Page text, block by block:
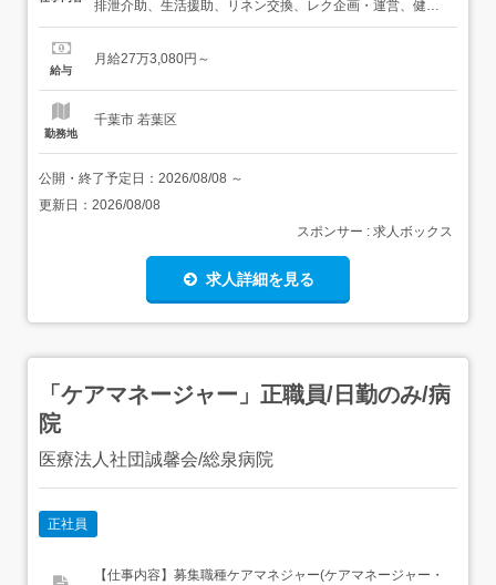
排泄介助、生活援助、リネン交換、レク企画・運営、健康
管理 給与・手当<給与>月給273,080円〜<基本給>143,500
手当:4,750円処遇改善手当:20,500円処遇改善手当3:23...
給与
月給27万3,080円～
勤務地
千葉市 若葉区
公開・終了予定日： 2026/08/08 ～
更新日： 2026/08/08
スポンサー : 求人ボックス
求人詳細を見る
「ケアマネージャー」正職員/日勤のみ/病
院
医療法人社団誠馨会/総泉病院
正社員
【仕事内容】募集職種ケアマネジャー(ケアマネージャー・